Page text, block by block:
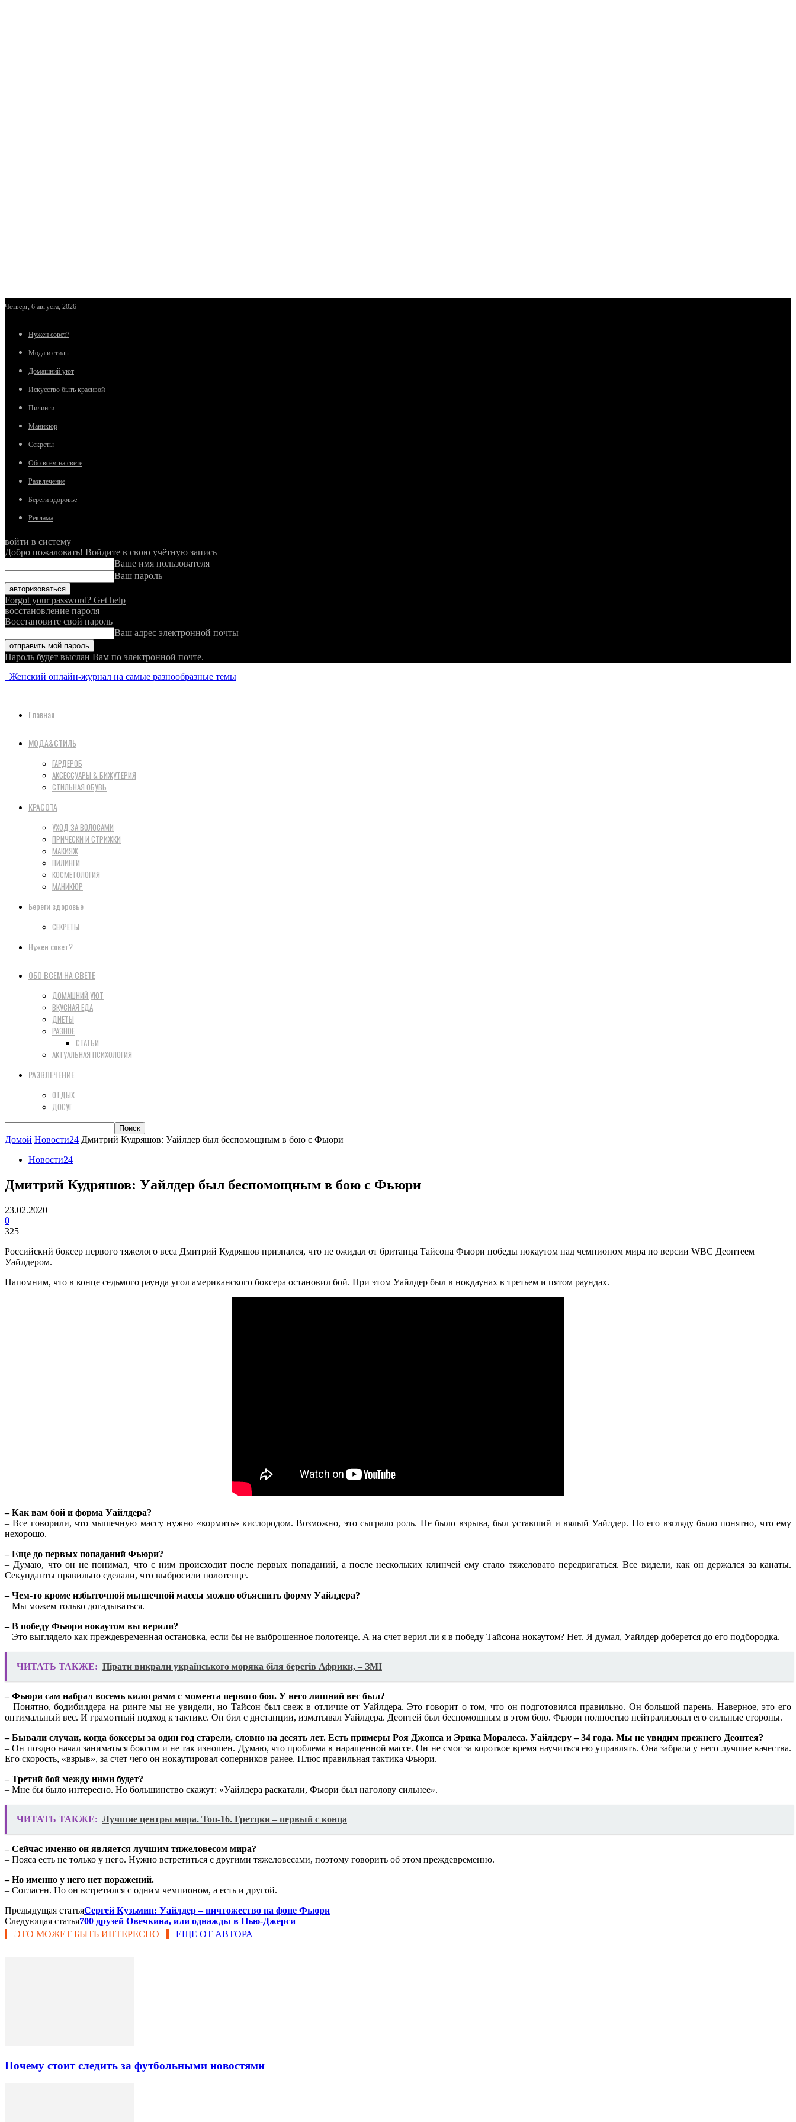
Четверг, 6 августа, 2026
Нужен совет?
Мода и стиль
Домашний уют
Искусство быть красивой
Пилинги
Маникюр
Секреты
Обо всём на свете
Развлечение
Береги здоровье
Реклама
войти в систему
Добро пожаловать! Войдите в свою учётную запись
Ваше имя пользователя
Ваш пароль
Forgot your password? Get help
восстановление пароля
Восстановите свой пароль
Ваш адрес электронной почты
Пароль будет выслан Вам по электронной почте.
Женский онлайн-журнал на самые разнообразные темы
Главная
МОДА&СТИЛЬ
ГАРДЕРОБ
АКСЕССУАРЫ & БИЖУТЕРИЯ
СТИЛЬНАЯ ОБУВЬ
КРАСОТА
УХОД ЗА ВОЛОСАМИ
ПРИЧЕСКИ И СТРИЖКИ
МАКИЯЖ
ПИЛИНГИ
КОСМЕТОЛОГИЯ
МАНИКЮР
Береги здоровье
СЕКРЕТЫ
Нужен совет?
ОБО ВСЕМ НА СВЕТЕ
ДОМАШНИЙ УЮТ
ВКУСНАЯ ЕДА
ДИЕТЫ
РАЗНОЕ
СТАТЬИ
АКТУАЛЬНАЯ ПСИХОЛОГИЯ
РАЗВЛЕЧЕНИЕ
ОТДЫХ
ДОСУГ
Домой Новости24 Дмитрий Кудряшов: Уайлдер был беспомощным в бою с Фьюри
Новости24
Дмитрий Кудряшов: Уайлдер был беспомощным в бою с Фьюри
23.02.2020
0
325
Российский боксер первого тяжелого веса Дмитрий Кудряшов признался, что не ожидал от британца Тайсона Фьюри победы нокаутом над чемпионом мира по версии WBC Деонтеем
Уайлдером.
Напомним, что в конце седьмого раунда угол американского боксера остановил бой. При этом Уайлдер был в нокдаунах в третьем и пятом раундах.
– Как вам бой и форма Уайлдера?
– Все говорили, что мышечную массу нужно «кормить» кислородом. Возможно, это сыграло роль. Не было взрыва, был уставший и вялый Уайлдер. По его взгляду было понятно, что ему
нехорошо.
– Еще до первых попаданий Фьюри?
– Думаю, что он не понимал, что с ним происходит после первых попаданий, а после нескольких клинчей ему стало тяжеловато передвигаться. Все видели, как он держался за канаты.
Секунданты правильно сделали, что выбросили полотенце.
– Чем-то кроме избыточной мышечной массы можно объяснить форму Уайлдера?
– Мы можем только догадываться.
– В победу Фьюри нокаутом вы верили?
– Это выглядело как преждевременная остановка, если бы не выброшенное полотенце. А на счет верил ли я в победу Тайсона нокаутом? Нет. Я думал, Уайлдер доберется до его подбородка.
ЧИТАТЬ ТАКЖЕ: Пірати викрали українського моряка біля берегів Африки, – ЗМІ
– Фьюри сам набрал восемь килограмм с момента первого боя. У него лишний вес был?
– Понятно, бодибилдера на ринге мы не увидели, но Тайсон был свеж в отличие от Уайлдера. Это говорит о том, что он подготовился правильно. Он большой парень. Наверное, это его
оптимальный вес. И грамотный подход к тактике. Он бил с дистанции, изматывал Уайлдера. Деонтей был беспомощным в этом бою. Фьюри полностью нейтрализовал его сильные стороны.
– Бывали случаи, когда боксеры за один год старели, словно на десять лет. Есть примеры Роя Джонса и Эрика Моралеса. Уайлдеру – 34 года. Мы не увидим прежнего Деонтея?
– Он поздно начал заниматься боксом и не так изношен. Думаю, что проблема в наращенной массе. Он не смог за короткое время научиться ею управлять. Она забрала у него лучшие качества.
Его скорость, «взрыв», за счет чего он нокаутировал соперников ранее. Плюс правильная тактика Фьюри.
– Третий бой между ними будет?
– Мне бы было интересно. Но большинство скажут: «Уайлдера раскатали, Фьюри был наголову сильнее».
ЧИТАТЬ ТАКЖЕ: Лучшие центры мира. Топ-16. Гретцки – первый с конца
– Сейчас именно он является лучшим тяжеловесом мира?
– Пояса есть не только у него. Нужно встретиться с другими тяжеловесами, поэтому говорить об этом преждевременно.
– Но именно у него нет поражений.
– Согласен. Но он встретился с одним чемпионом, а есть и другой.
Предыдущая статьяСергей Кузьмин: Уайлдер – ничтожество на фоне Фьюри
Следующая статья700 друзей Овечкина, или однажды в Нью-Джерси
ЭТО МОЖЕТ БЫТЬ ИНТЕРЕСНО
ЕЩЕ ОТ АВТОРА
Почему стоит следить за футбольными новостями